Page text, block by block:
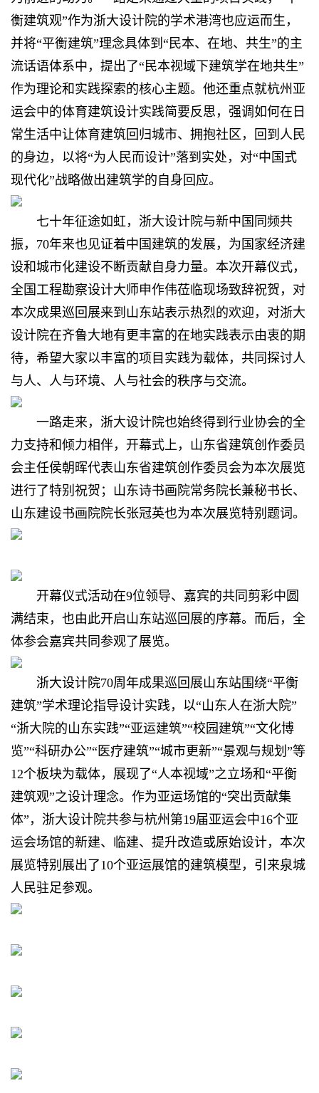
衡建筑观”作为浙大设计院的学术港湾也应运而生，
并将“平衡建筑”理念具体到“民本、在地、共生”的主
流话语体系中，提出了“民本视域下建筑学在地共生”
作为理论和实践探索的核心主题。他还重点就杭州亚
运会中的体育建筑设计实践简要反思，强调如何在日
常生活中让体育建筑回归城市、拥抱社区，回到人民
的身边，以将“为人民而设计”落到实处，对“中国式
现代化”战略做出建筑学的自身回应。
七十年征途如虹，浙大设计院与新中国同频共
振，70年来也见证着中国建筑的发展，为国家经济建
设和城市化建设不断贡献自身力量。本次开幕仪式，
全国工程勘察设计大师申作伟莅临现场致辞祝贺，对
本次成果巡回展来到山东站表示热烈的欢迎，对浙大
设计院在齐鲁大地有更丰富的在地实践表示由衷的期
待，希望大家以丰富的项目实践为载体，共同探讨人
与人、人与环境、人与社会的秩序与交流。
一路走来，浙大设计院也始终得到行业协会的全
力支持和倾力相伴，开幕式上，山东省建筑创作委员
会主任侯朝晖代表山东省建筑创作委员会为本次展览
进行了特别祝贺；山东诗书画院常务院长兼秘书长、
山东建设书画院院长张冠英也为本次展览特别题词。
开幕仪式活动在9位领导、嘉宾的共同剪彩中圆
满结束，也由此开启山东站巡回展的序幕。而后，全
体参会嘉宾共同参观了展览。
浙大设计院70周年成果巡回展山东站围绕“平衡
建筑”学术理论指导设计实践，以“山东人在浙大院”
“浙大院的山东实践”“亚运建筑”“校园建筑”“文化博
览”“科研办公”“医疗建筑”“城市更新”“景观与规划”等
12个板块为载体，展现了“人本视域”之立场和“平衡
建筑观”之设计理念。作为亚运场馆的“突出贡献集
体”，浙大设计院共参与杭州第19届亚运会中16个亚
运会场馆的新建、临建、提升改造或原始设计，本次
展览特别展出了10个亚运展馆的建筑模型，引来泉城
人民驻足参观。